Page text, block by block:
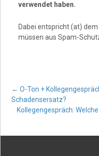
verwendet haben.
Dabei entspricht (at)
müssen aus Spam-
Post
← O-Ton +
Schadensersatz?
Kollegengespräch: